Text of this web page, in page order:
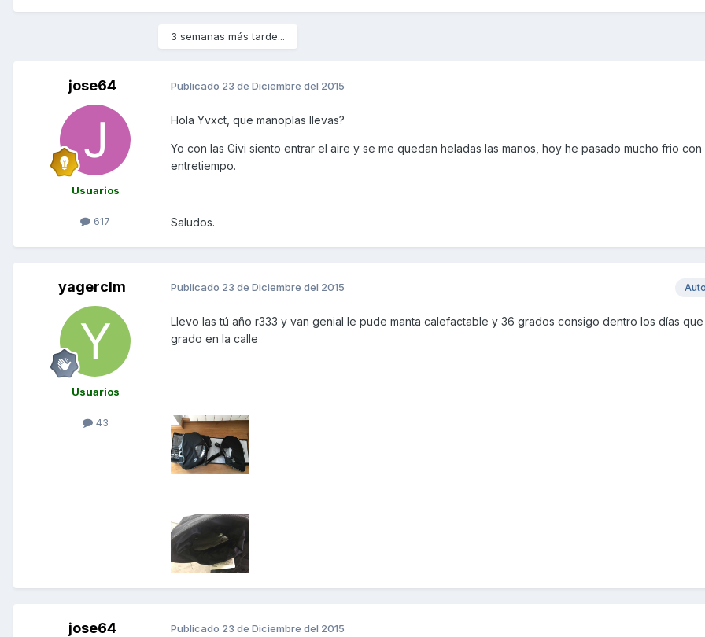
3 semanas más tarde...
jose64
Usuarios
617
Publicado 23 de Diciembre del 2015
Hola Yvxct, que manoplas llevas?
Yo con las Givi siento entrar el aire y se me quedan heladas las manos, hoy he pasado mucho frio
entretiempo.
Saludos.
yagerclm
Usuarios
43
Publicado 23 de Diciembre del 2015
Llevo las tú año r333 y van genial le pude manta calefactable y 36 grados consigo dentro los días que
grado en la calle
jose64 Publicado 23 de Diciembre del 2015